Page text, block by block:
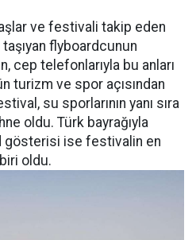
ve festivali takip eden
flyboardcunun
cep telefonlarıyla bu anları
turizm ve spor açısından
su sporlarının yanı sıra
oldu. Türk bayrağıyla
gösterisi ise festivalin en
oldu.